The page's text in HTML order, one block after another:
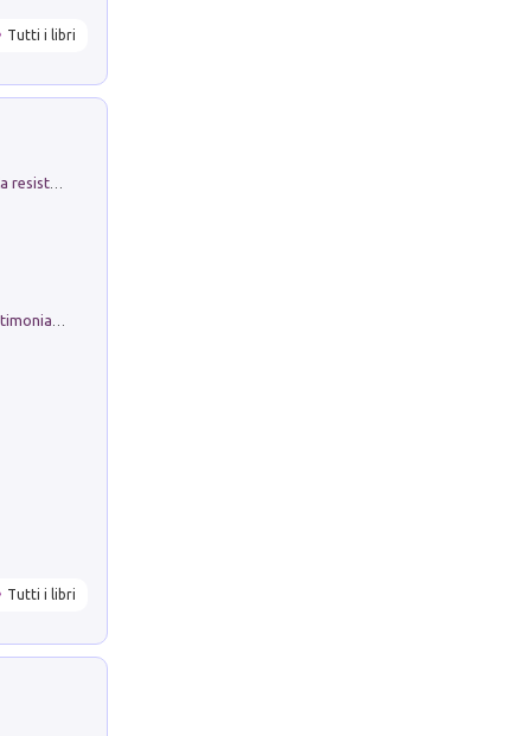
Tutti i libri
Tra lago e amati monti. Ricordi e testimonianze
Tutti i libri